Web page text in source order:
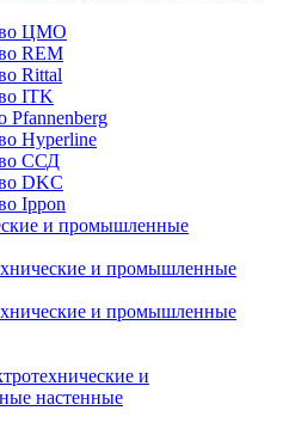
ЦМО
REM
Rittal
ITK
Pfannenberg
Hyperline
ССД
DKC
Ippon
и промышленные
и промышленные
и промышленные
и
настенные